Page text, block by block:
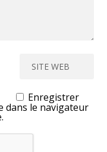
Enregistrer
dans le navigateur